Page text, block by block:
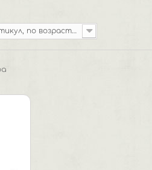
Артикул, по возрастанию